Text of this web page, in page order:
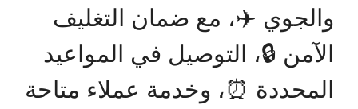
والجوي ✈️، مع ضمان التغليف
الآمن 🔒، التوصيل في المواعيد
المحددة ⏰، وخدمة عملاء متاحة